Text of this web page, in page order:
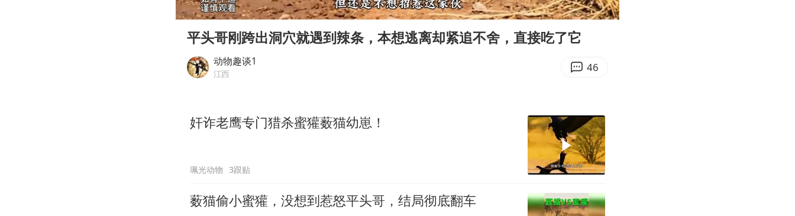
2025年小学教师减少13.19万
浙江海域将现5到8米巨浪到狂浪
女子离婚后发现男方婚内与第三者育子
Play
00:00 02:49
Enter
平头哥刚跨出洞穴就遇到辣条，本想逃离却紧追不舍，直接吃了它
动物趣谈1
江西 46
奸诈老鹰专门猎杀蜜獾薮猫幼崽！
珮光动物 3跟贴
薮猫偷小蜜獾，没想到惹怒平头哥，结局彻底翻车